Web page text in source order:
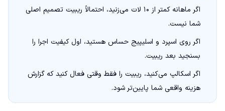
اگر ماهانه کمتر از ۱۰ لات می‌زنید، احتمالاً ریبیت تصمیم اصلی
شما نیست.
اگر روی اسپرد و اسلیپیج حساس هستید، اول کیفیت اجرا را
بسنجید بعد ریبیت.
اگر اسکالپ می‌کنید، ریبیت را فقط وقتی فعال کنید که گزارش
هزینه واقعی شما پایین‌تر شود.